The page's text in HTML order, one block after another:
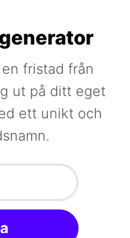
fristad från
ut på ditt eget
ett unikt och